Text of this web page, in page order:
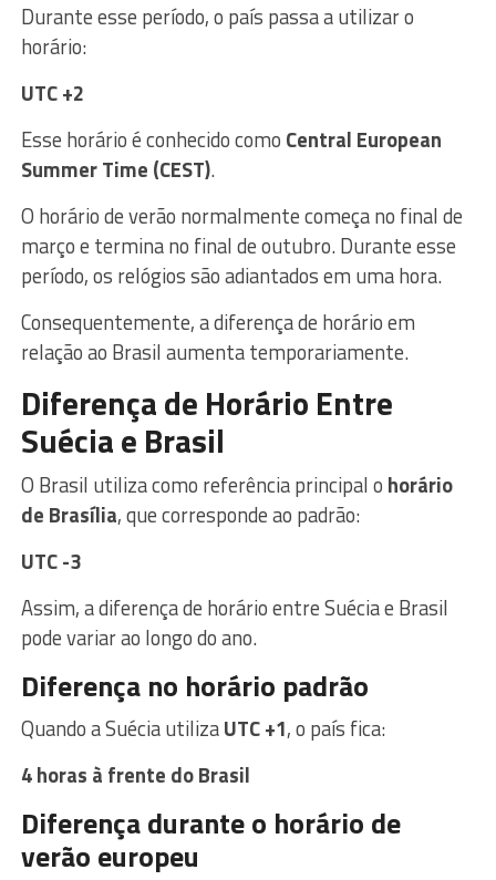
Durante esse período, o país passa a utilizar o
horário:
UTC +2
Esse horário é conhecido como Central European
Summer Time (CEST).
O horário de verão normalmente começa no final de
março e termina no final de outubro. Durante esse
período, os relógios são adiantados em uma hora.
Consequentemente, a diferença de horário em
relação ao Brasil aumenta temporariamente.
Diferença de Horário Entre
Suécia e Brasil
O Brasil utiliza como referência principal o horário
de Brasília, que corresponde ao padrão:
UTC -3
Assim, a diferença de horário entre Suécia e Brasil
pode variar ao longo do ano.
Diferença no horário padrão
Quando a Suécia utilizaUTC +1, o país fica:
4 horas à frente do Brasil
Diferença durante o horário de
verão europeu